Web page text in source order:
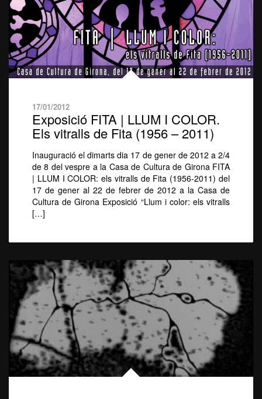
17/01/2012
Exposició FITA | LLUM I COLOR.
Els vitralls de Fita (1956 – 2011)
Inauguració el dimarts dia 17 de gener de 2012 a 2/4
de 8 del vespre a la Casa de Cultura de Girona FITA
| LLUM I COLOR: els vitralls de Fita (1956-2011) del
17 de gener al 22 de febrer de 2012 a la Casa de
Cultura de Girona Exposició “Llum i color: els vitralls
[…]